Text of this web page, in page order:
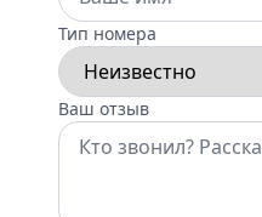
Тип номера
Ваш отзыв